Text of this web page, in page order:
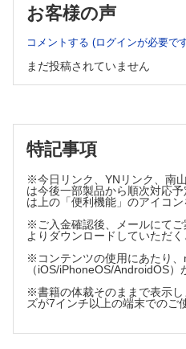
17章 頻回手術症例
18章 MRI検査
19章 被虐待児
20章 手術を受ける障がい児・
1．小児神経科から
2．小児内科から
3．内科から
4．児童精神科から
5．小児外科から
6．整形外科から
7．脳神経外科から
お客様の声
コメントする (ログインが必要で
まだ投稿されていません
特記事項
※今日リンク、YNリンク、南
は今後一部製品から順次対応
は上の「便利機能」のアイコン
※ご入金確認後、メールにて
よりダウンロードしていただく
※コンテンツの使用にあたり
（iOS/iPhoneOS/AndroidOS）
※書籍の体裁そのままで表示
ズが7インチ以上の端末でのご